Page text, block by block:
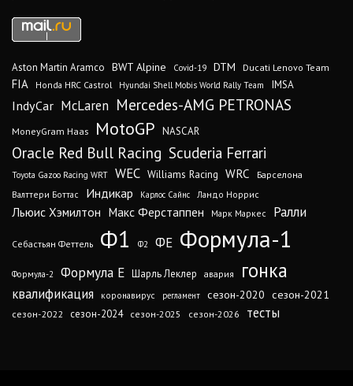
Aston Martin Aramco BWT Alpine Covid-19 DTM Ducati Lenovo Team
FIA Honda HRC Castrol Hyundai Shell Mobis World Rally Team IMSA
IndyCar McLaren Mercedes-AMG PETRONAS
MoneyGram Haas MotoGP NASCAR
Oracle Red Bull Racing Scuderia Ferrari
Toyota Gazoo Racing WRT WEC Williams Racing WRC
Барселона
Валттери Боттас
Индикар Карлос Сайнс Ландо Норрис
Льюис Хэмилтон Макс Ферстаппен Марк Маркес Ралли
Себастьян Феттель Ф1 Ф2 ФЕ Формула-1
Формула-2 Формула Е Шарль Леклер авария гонка
квалификация коронавирус регламент сезон-2020 сезон-2021
сезон-2022 сезон-2024 сезон-2025 сезон-2026 тесты